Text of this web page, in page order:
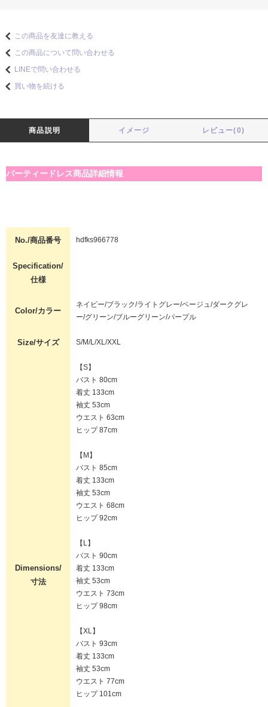
この商品を友達に教える
この商品について問い合わせる
LINEで問い合わせる
買い物を続ける
商品説明 イメージ レビュー(0)
パーティードレス商品詳細情報
No./商品番号 hdfks966778
Specification/
仕様
Color/カラー
ネイビー/ブラック/ライトグレー/ベージュ/ダークグレ
ー/グリーン/ブルーグリーン/パープル
Size/サイズ S/M/L/XL/XXL
Dimensions/
寸法
【S】
バスト 80cm
着丈 133cm
袖丈 53cm
ウエスト 63cm
ヒップ 87cm
【M】
バスト 85cm
着丈 133cm
袖丈 53cm
ウエスト 68cm
ヒップ 92cm
【L】
バスト 90cm
着丈 133cm
袖丈 53cm
ウエスト 73cm
ヒップ 98cm
【XL】
バスト 93cm
着丈 133cm
袖丈 53cm
ウエスト 77cm
ヒップ 101cm